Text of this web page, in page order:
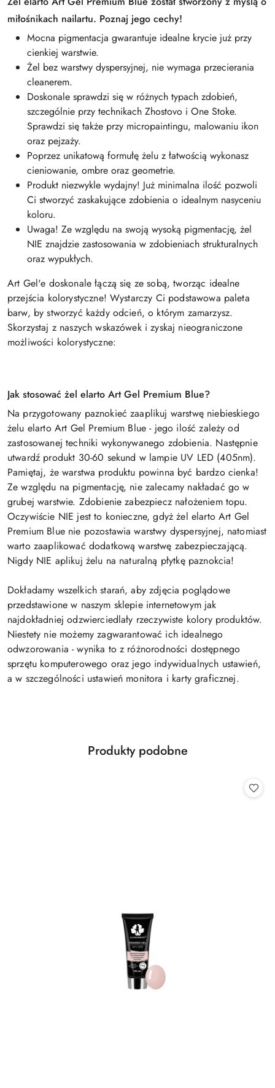
miłośnikach nailartu. Poznaj jego cechy!
Mocna pigmentacja gwarantuje idealne krycie już przy
cienkiej warstwie.
Żel bez warstwy dyspersyjnej, nie wymaga przecierania
cleanerem.
Doskonale sprawdzi się w różnych typach zdobień,
szczególnie przy technikach Zhostovo i One Stoke.
Sprawdzi się także przy micropaintingu, malowaniu ikon
oraz pejzaży.
Poprzez unikatową formułę żelu z łatwością wykonasz
cieniowanie, ombre oraz geometrie.
Produkt niezwykle wydajny! Już minimalna ilość pozwoli
Ci stworzyć zaskakujące zdobienia o idealnym nasyceniu
koloru.
Uwaga! Ze względu na swoją wysoką pigmentację, żel
NIE znajdzie zastosowania w zdobieniach strukturalnych
oraz wypukłych.
Art Gel'e doskonale łączą się ze sobą, tworząc idealne
przejścia kolorystyczne! Wystarczy Ci podstawowa paleta
barw, by stworzyć każdy odcień, o którym zamarzysz.
Skorzystaj z naszych wskazówek i zyskaj nieograniczone
możliwości kolorystyczne:
Jak stosować żel elarto Art Gel Premium Blue?
Na przygotowany paznokieć zaaplikuj warstwę niebieskiego
żelu elarto Art Gel Premium Blue - jego ilość zależy od
zastosowanej techniki wykonywanego zdobienia. Następnie
utwardź produkt 30-60 sekund w lampie UV LED (405nm).
Pamiętaj, że warstwa produktu powinna być bardzo cienka!
Ze względu na pigmentację, nie zalecamy nakładać go w
grubej warstwie. Zdobienie zabezpiecz nałożeniem topu.
Oczywiście NIE jest to konieczne, gdyż żel elarto Art Gel
Premium Blue nie pozostawia warstwy dyspersyjnej, natomiast
warto zaaplikować dodatkową warstwę zabezpieczającą.
Nigdy NIE aplikuj żelu na naturalną płytkę paznokcia!
Dokładamy wszelkich starań, aby zdjęcia poglądowe
przedstawione w naszym sklepie internetowym jak
najdokładniej odzwierciedlały rzeczywiste kolory produktów.
Niestety nie możemy zagwarantować ich idealnego
odwzorowania - wynika to z różnorodności dostępnego
sprzętu komputerowego oraz jego indywidualnych ustawień,
a w szczególności ustawień monitora i karty graficznej.
Pomiń karuzelę produktów
Produkty
Produkty podobne